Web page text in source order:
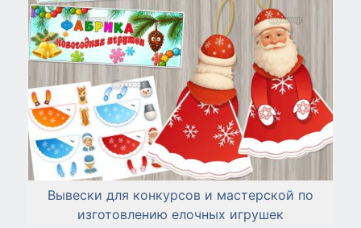
Вывески для конкурсов и мастерской по
изготовлению елочных игрушек